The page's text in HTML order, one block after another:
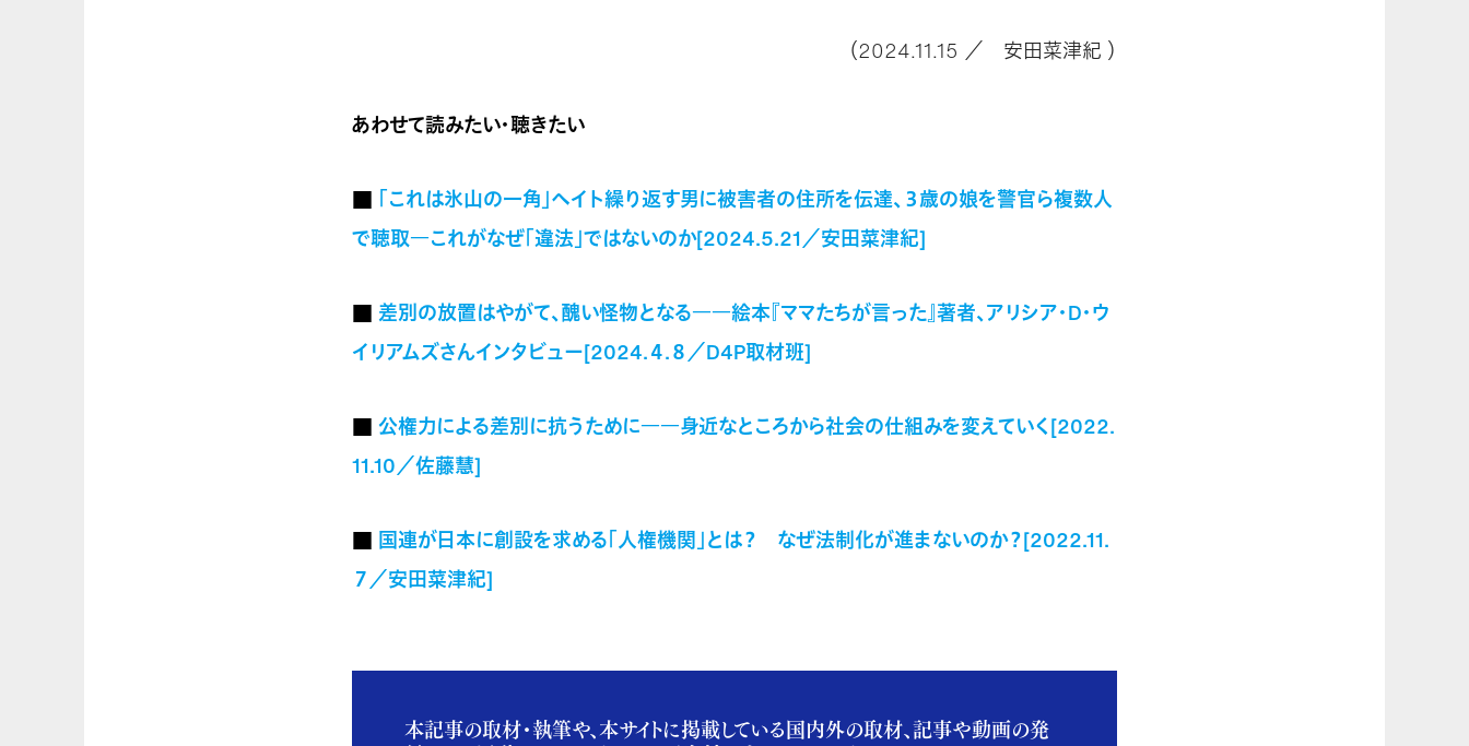
（2024.11.15 ／ 安田菜津紀 ）
あわせて読みたい・聴きたい
■ 「これは氷山の一角」ヘイト繰り返す男に被害者の住所を伝達、３歳の娘を警官ら複数人
で聴取―これがなぜ「違法」ではないのか[2024.5.21／安田菜津紀]
■ 差別の放置はやがて、醜い怪物となる――絵本『ママたちが言った』著者、アリシア・D・ウ
イリアムズさんインタビュー[2024.４.８／D4P取材班]
■ 公権力による差別に抗うために――身近なところから社会の仕組みを変えていく[2022.
11.10／佐藤慧]
■ 国連が日本に創設を求める「人権機関」とは？ なぜ法制化が進まないのか？[2022.11.
７／安田菜津紀]
本記事の取材・執筆や、本サイトに掲載している国内外の取材、記事や動画の発